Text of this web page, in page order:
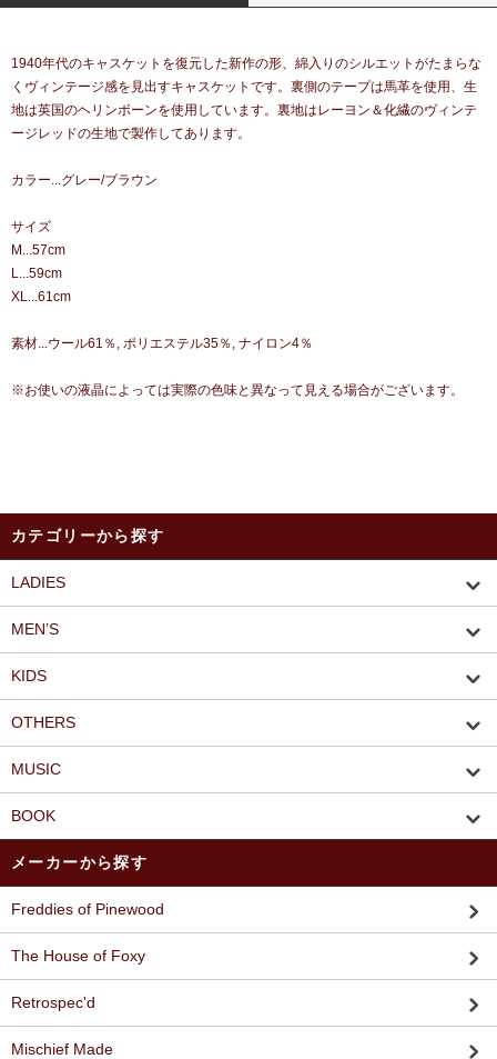
1940年代のキャスケットを復元した新作の形、綿入りのシルエットがたまらな
くヴィンテージ感を見出すキャスケットです。裏側のテープは馬革を使用、生
地は英国のヘリンボーンを使用しています。裏地はレーヨン＆化繊のヴィンテ
ージレッドの生地で製作してあります。
カラー...グレー/ブラウン
サイズ
M...57cm
L...59cm
XL...61cm
素材...ウール61％, ポリエステル35％, ナイロン4％
※お使いの液晶によっては実際の色味と異なって見える場合がございます。
カテゴリーから探す
LADIES
MEN’S
KIDS
OTHERS
MUSIC
BOOK
メーカーから探す
Freddies of Pinewood
The House of Foxy
Retrospec'd
Mischief Made